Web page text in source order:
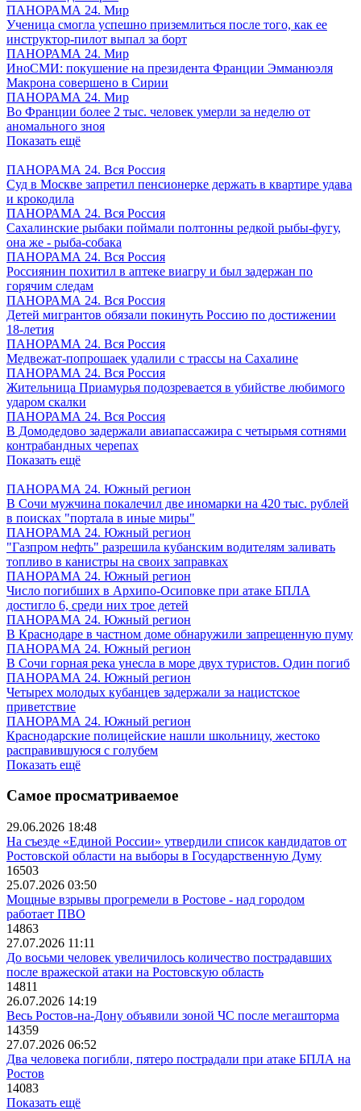
ПАНОРАМА 24. Мир
Ученица смогла успешно приземлиться после того, как ее
инструктор-пилот выпал за борт
ПАНОРАМА 24. Мир
ИноСМИ: покушение на президента Франции Эмманюэля
Макрона совершено в Сирии
ПАНОРАМА 24. Мир
Во Франции более 2 тыс. человек умерли за неделю от
аномального зноя
Показать ещё
ПАНОРАМА 24. Вся Россия
Суд в Москве запретил пенсионерке держать в квартире удава
и крокодила
ПАНОРАМА 24. Вся Россия
Сахалинские рыбаки поймали полтонны редкой рыбы-фугу,
она же - рыба-собака
ПАНОРАМА 24. Вся Россия
Россиянин похитил в аптеке виагру и был задержан по
горячим следам
ПАНОРАМА 24. Вся Россия
Детей мигрантов обязали покинуть Россию по достижении
18-летия
ПАНОРАМА 24. Вся Россия
Медвежат-попрошаек удалили с трассы на Сахалине
ПАНОРАМА 24. Вся Россия
Жительница Приамурья подозревается в убийстве любимого
ударом скалки
ПАНОРАМА 24. Вся Россия
В Домодедово задержали авиапассажира с четырьмя сотнями
контрабандных черепах
Показать ещё
ПАНОРАМА 24. Южный регион
В Сочи мужчина покалечил две иномарки на 420 тыс. рублей
в поисках "портала в иные миры"
ПАНОРАМА 24. Южный регион
"Газпром нефть" разрешила кубанским водителям заливать
топливо в канистры на своих заправках
ПАНОРАМА 24. Южный регион
Число погибших в Архипо-Осиповке при атаке БПЛА
достигло 6, среди них трое детей
ПАНОРАМА 24. Южный регион
В Краснодаре в частном доме обнаружили запрещенную пуму
ПАНОРАМА 24. Южный регион
В Сочи горная река унесла в море двух туристов. Один погиб
ПАНОРАМА 24. Южный регион
Четырех молодых кубанцев задержали за нацистское
приветствие
ПАНОРАМА 24. Южный регион
Краснодарские полицейские нашли школьницу, жестоко
расправившуюся с голубем
Показать ещё
Самое просматриваемое
29.06.2026 18:48
На съезде «Единой России» утвердили список кандидатов от
Ростовской области на выборы в Государственную Думу
16503
25.07.2026 03:50
Мощные взрывы прогремели в Ростове - над городом
работает ПВО
14863
27.07.2026 11:11
До восьми человек увеличилось количество пострадавших
после вражеской атаки на Ростовскую область
14811
26.07.2026 14:19
Весь Ростов-на-Дону объявили зоной ЧС после мегашторма
14359
27.07.2026 06:52
Два человека погибли, пятеро пострадали при атаке БПЛА на
Ростов
14083
Показать ещё